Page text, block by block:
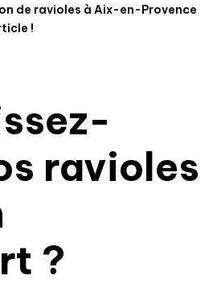
de ravioles à Aix-en-Provence
!
ravioles
?